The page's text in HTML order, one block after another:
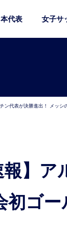
本代表 女子サ
ン代表が決勝進出！ メッ
初ゴ